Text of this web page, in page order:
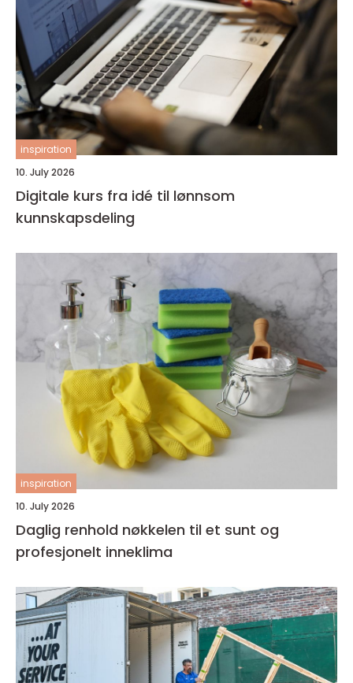
inspiration
10. July 2026
Digitale kurs fra idé til lønnsom
kunnskapsdeling
inspiration
10. July 2026
Daglig renhold nøkkelen til et sunt og
profesjonelt inneklima